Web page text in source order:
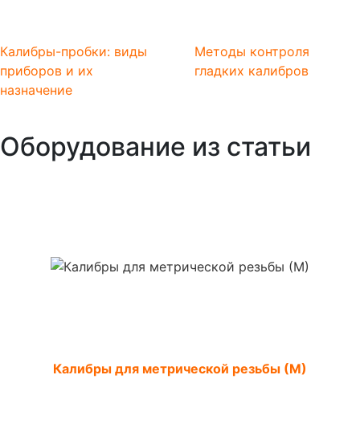
Калибры-пробки: виды
приборов и их
назначение
Методы контроля
гладких калибров
Оборудование из статьи
Калибры для метрической резьбы (М)